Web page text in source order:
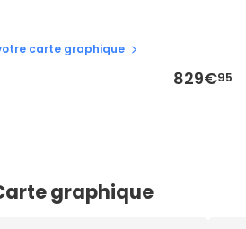
carte graphique
829€95
graphique